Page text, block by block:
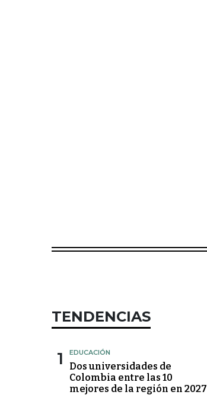
TENDENCIAS
1 EDUCACIÓN
Dos universidades de
Colombia entre las 10
mejores de la región en 2027